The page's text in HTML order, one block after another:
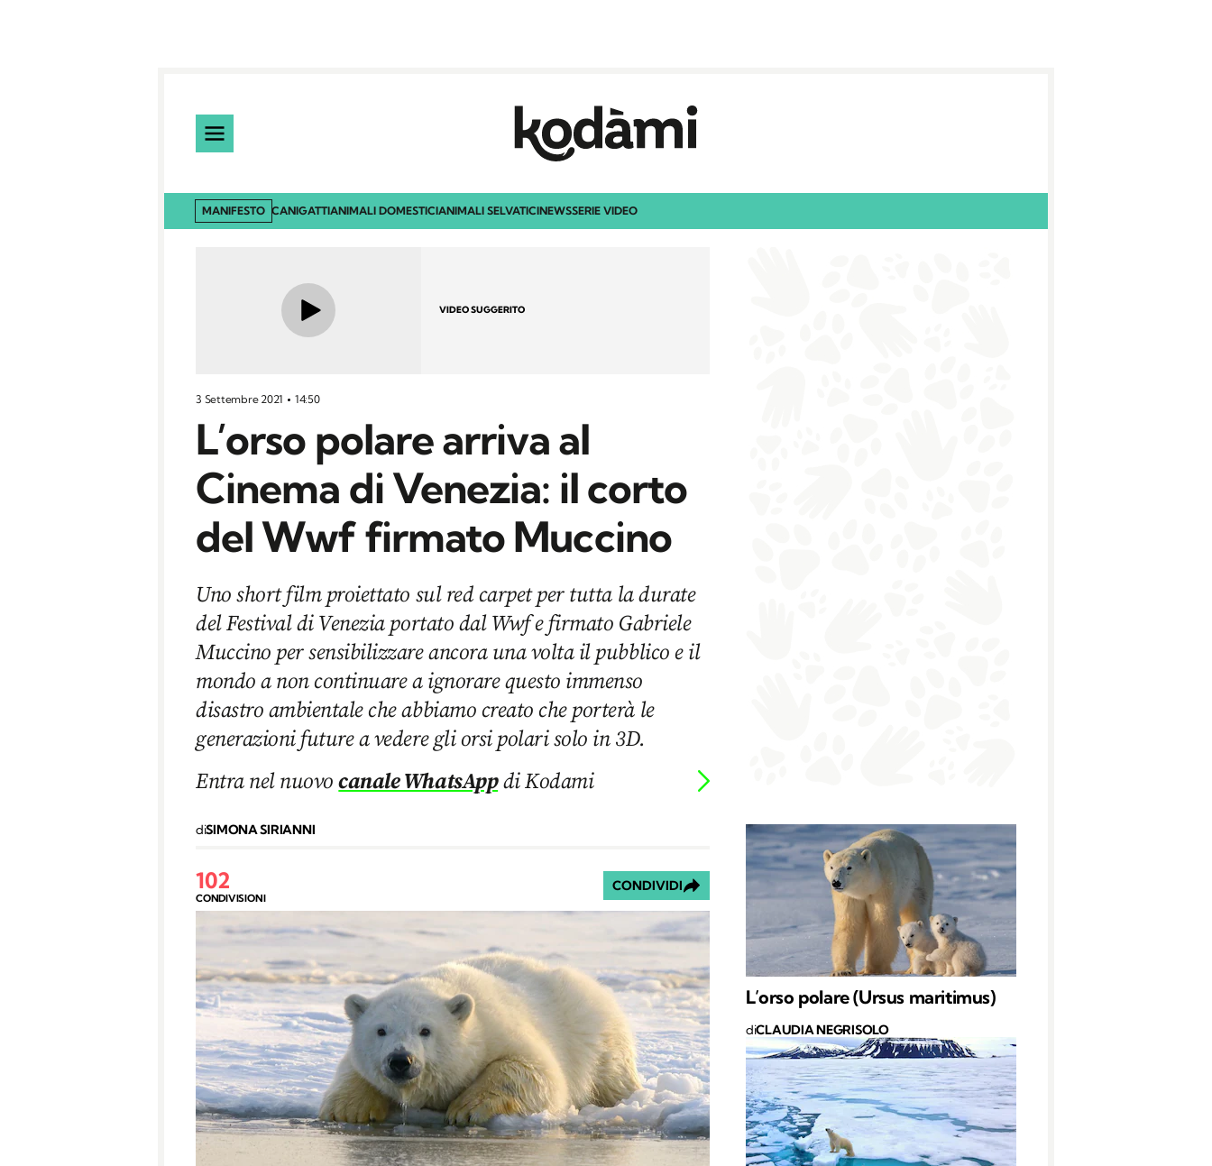
MANIFESTO CANIGATTIANIMALI DOMESTICIANIMALI SELVATICINEWSSERIE VIDEO
VIDEO SUGGERITO
3 Settembre 2021 14:50
L’orso polare arriva al
Cinema di Venezia: il corto
del Wwf firmato Muccino
Uno short film proiettato sul red carpet per tutta la durate
del Festival di Venezia portato dal Wwf e firmato Gabriele
Muccino per sensibilizzare ancora una volta il pubblico e il
mondo a non continuare a ignorare questo immenso
disastro ambientale che abbiamo creato che porterà le
generazioni future a vedere gli orsi polari solo in 3D.
Entra nel nuovocanale WhatsAppdi Kodami
diSIMONA SIRIANNI
102
CONDIVISIONI
CONDIVIDI
L’orso polare (Ursus maritimus)
diCLAUDIA NEGRISOLO